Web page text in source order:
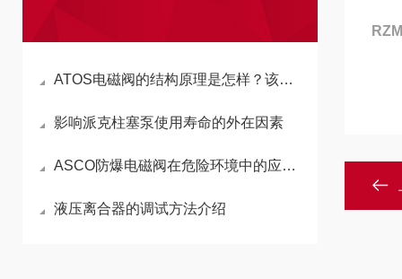
ATOS电磁阀的结构原理是怎样？该如何选型？
影响派克柱塞泵使用寿命的外在因素
ASCO防爆电磁阀在危险环境中的应用及特点探讨
液压离合器的调试方法介绍